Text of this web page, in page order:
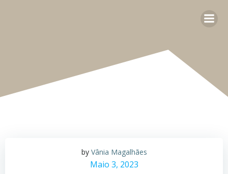
by Vânia Magalhães
Maio 3, 2023